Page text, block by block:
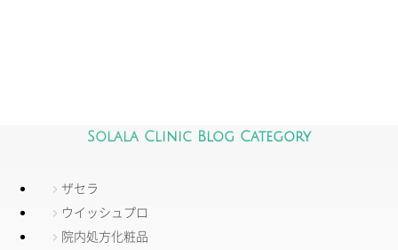
Solala Clinic Blog Category
ザセラ
ウイッシュプロ
院内処方化粧品